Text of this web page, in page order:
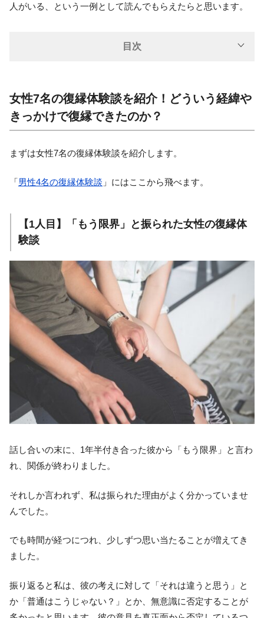
人がいる、という一例として読んでもらえたらと思います。
目次
女性7名の復縁体験談を紹介！どういう経緯や
きっかけで復縁できたのか？
まずは女性7名の復縁体験談を紹介します。
「男性4名の復縁体験談 」にはここから飛べます。
【1人目】「もう限界」と振られた女性の復縁体
験談
話し合いの末に、1年半付き合った彼から「もう限界」と言わ
れ、関係が終わりました。
それしか言われず、私は振られた理由がよく分かっていませ
んでした。
でも時間が経つにつれ、少しずつ思い当たることが増えてき
ました。
振り返ると私は、彼の考えに対して「それは違うと思う」と
か「普通はこうじゃない？」とか、無意識に否定することが